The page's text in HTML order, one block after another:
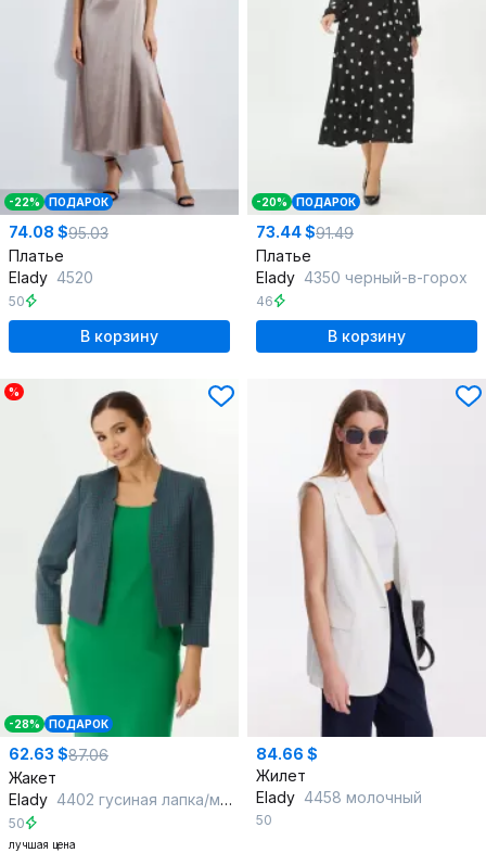
-22% ПОДАРОК
74.08 $95.03
Платье
Elady 4520
50
В корзину
-20% ПОДАРОК
73.44 $91.49
Платье
Elady 4350 черный-в-горох
46
В корзину
%
-28% ПОДАРОК
62.63 $87.06
Жакет
Elady 4402 гусиная лапка/мультиколор
50
лучшая цена
84.66 $
Жилет
Elady 4458 молочный
50